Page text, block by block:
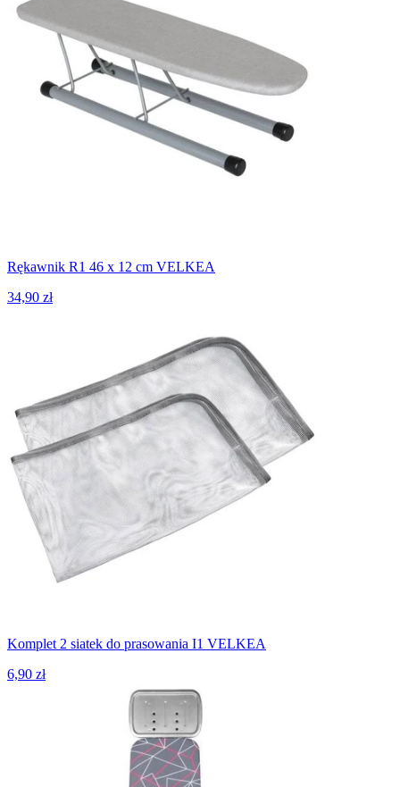
Rękawnik R1 46 x 12 cm VELKEA
34,90 zł
Komplet 2 siatek do prasowania I1 VELKEA
6,90 zł